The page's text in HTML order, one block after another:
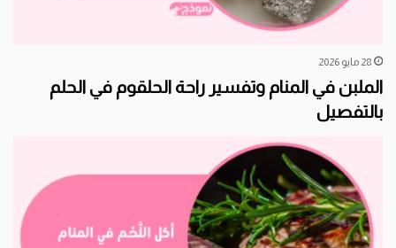
28 مايو 2026
الملبن في المنام وتفسير راحة الحلقوم في الحلم
بالتفصيل